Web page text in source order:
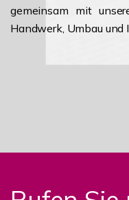
gemeinsam mit
Handwerk, Umbau und